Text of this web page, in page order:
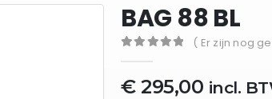
BAG 88 BL
( Er zijn nog
€295,00 incl.